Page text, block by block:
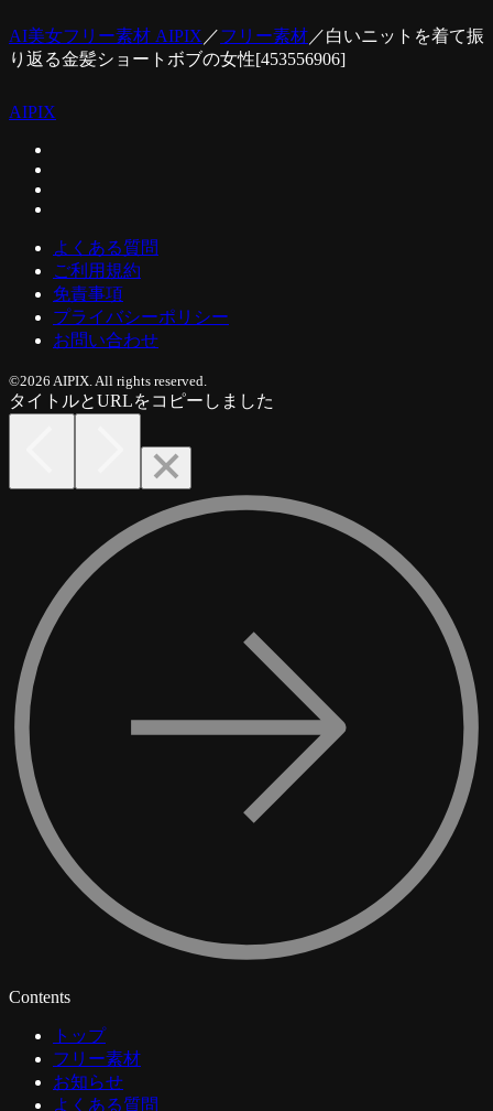
AI美女フリー素材 AIPIX ／フリー素材 ／白いニットを着て振
り返る金髪ショートボブの女性[453556906]
AIPIX
よくある質問
ご利用規約
免責事項
プライバシーポリシー
お問い合わせ
©2026 AIPIX. All rights reserved.
タイトルとURLをコピーしました
Contents
トップ
フリー素材
お知らせ
よくある質問